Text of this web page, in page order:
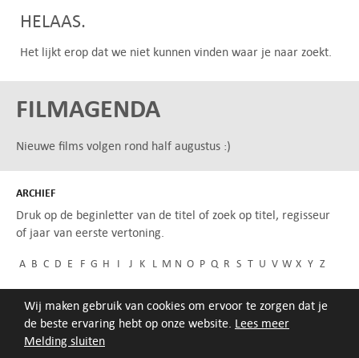
Melding sluiten
Wij maken gebruik van cookies om ervoor te zorgen dat je
de beste ervaring hebt op onze website. Lees meer
HELAAS.
Het lijkt erop dat we niet kunnen vinden waar je naar zoekt.
FILMAGENDA
Nieuwe films volgen rond half augustus :)
ARCHIEF
Druk op de beginletter van de titel of zoek op titel, regisseur
of jaar van eerste vertoning.
A B C D E F G H I J K L M N O P Q R S T U V W X Y Z